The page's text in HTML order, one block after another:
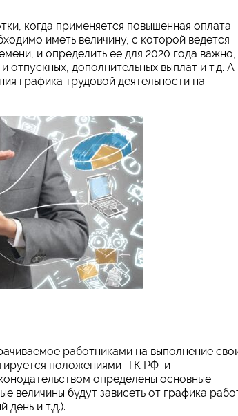
когда применяется повышенная оплата.
иметь величину, с которой ведется
и определить ее для 2020 года важно,
отпускных, дополнительных выплат и т.д. А
графика трудовой деятельности на
работниками на выполнение
положениями ТК РФ и
определены основные
будут зависеть от графика
и т.д.).